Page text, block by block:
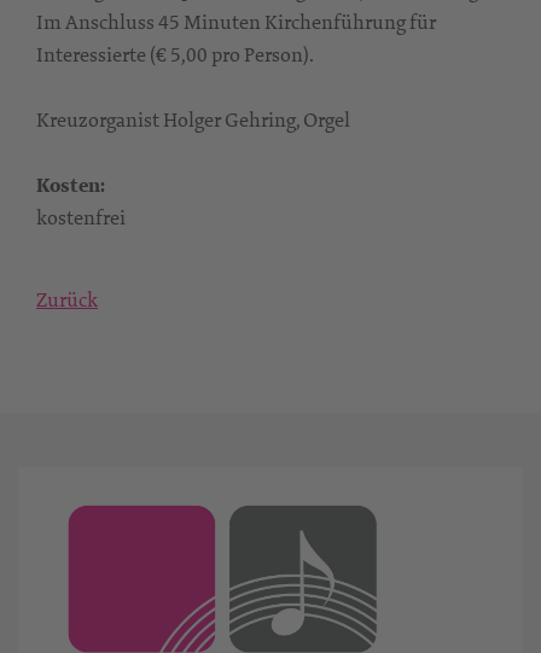
Im Anschluss 45 Minuten Kirchenführung für
Interessierte (€ 5,00 pro Person).
Kreuzorganist Holger Gehring, Orgel
Kosten:
kostenfrei
Zurück